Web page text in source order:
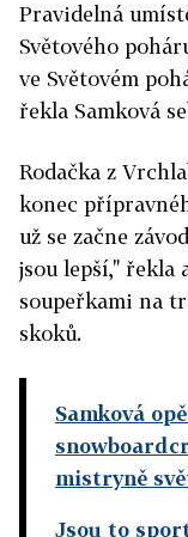
Pravidelná
Světového
ve Světovém
řekla Samková
Rodačka z
konec
už se začne
jsou lepší," řekla
soupeřkami na
skoků.
Samková
mistryně
Jsou to